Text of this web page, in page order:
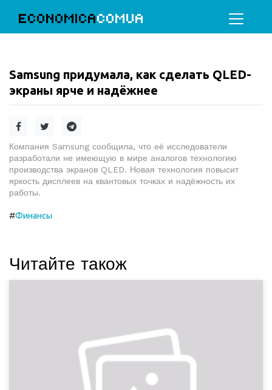
ECONOMICACOMUA
Samsung придумала, как сделать QLED-
экраны ярче и надёжнее
Компания Samsung сообщила, что её исследователи
разработали не имеющую в мире аналогов технологию
производства экранов QLED. Новая технология повысит
яркость дисплеев на квантовых точках и надёжность их
работы.
#Финансы
Читайте також